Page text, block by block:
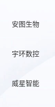
安图生物
宇环数控
威星智能